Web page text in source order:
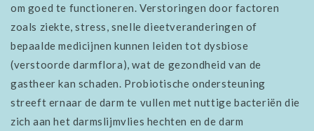
om goed te functioneren. Verstoringen door factoren
zoals ziekte, stress, snelle dieetveranderingen of
bepaalde medicijnen kunnen leiden tot dysbiose
(verstoorde darmflora), wat de gezondheid van de
gastheer kan schaden. Probiotische ondersteuning
streeft ernaar de darm te vullen met nuttige bacteriën die
zich aan het darmslijmvlies hechten en de darm